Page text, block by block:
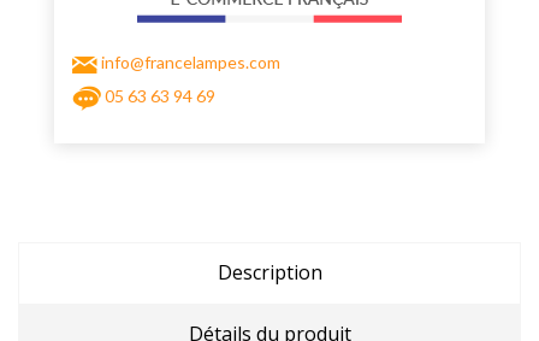
info@francelampes.com
05 63 63 94 69
Description
Détails du produit